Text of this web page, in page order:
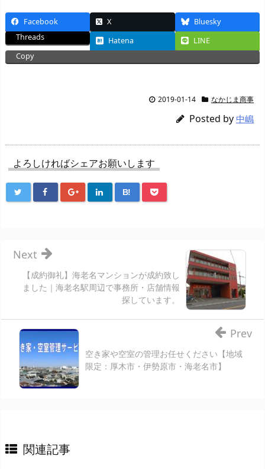
Facebook X
Bluesky
Threads
Hatena
LINE
Copy
2019-01-14 なかじま商事
Posted by 中嶋
よろしければシェアお願いします
B!
【成約御礼】海老名マンションが成約致し
ました｜海老名駅周辺で事務所・店舗情報
探しています。
Next
空き家や空室の管理お任せください【地域
限定：厚木市・伊勢原市・海老名市】
Prev
関連記事